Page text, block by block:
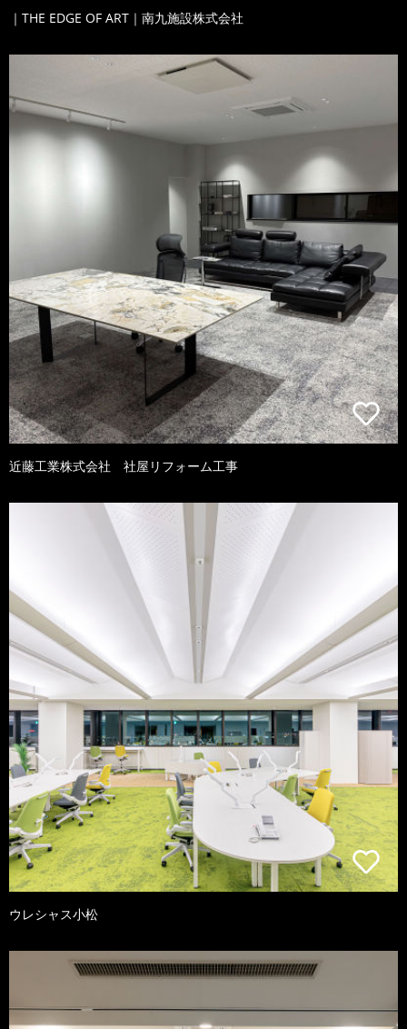
｜THE EDGE OF ART｜南九施設株式会社
近藤工業株式会社 社屋リフォーム工事
ウレシャス小松